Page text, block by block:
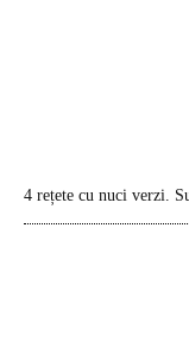
4 rețete cu nuci verzi.